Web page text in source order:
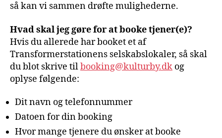
så kan vi sammen drøfte mulighederne.
Hvad skal jeg gøre for at booke tjener(e)?
Hvis du allerede har booket et af
Transformerstationens selskabslokaler, så skal
du blot skrive tilbooking@kulturby.dk og
oplyse følgende:
Dit navn og telefonnummer
Datoen for din booking
Hvor mange tjenere du ønsker at booke